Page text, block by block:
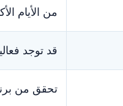
من الأيام
قد توجد
تحقق من